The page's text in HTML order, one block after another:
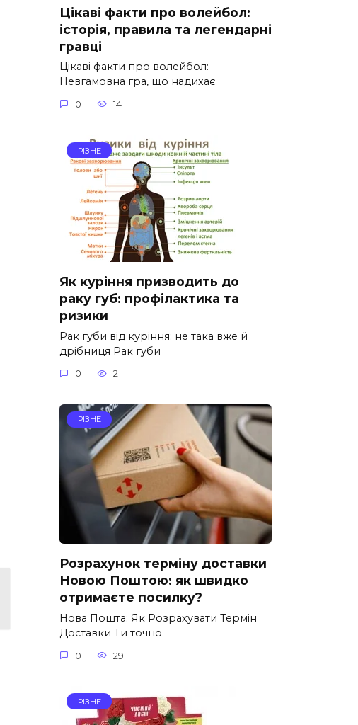
Цікаві факти про волейбол:
історія, правила та легендарні
гравці
Цікаві факти про волейбол:
Невгамовна гра, що надихає
0 14
РІЗНЕ
Як куріння призводить до
раку губ: профілактика та
ризики
Рак губи від куріння: не така вже й
дрібниця Рак губи
0 2
РІЗНЕ
Розрахунок терміну доставки
Новою Поштою: як швидко
отримаєте посилку?
Нова Пошта: Як Розрахувати Термін
Доставки Ти точно
0 29
РІЗНЕ